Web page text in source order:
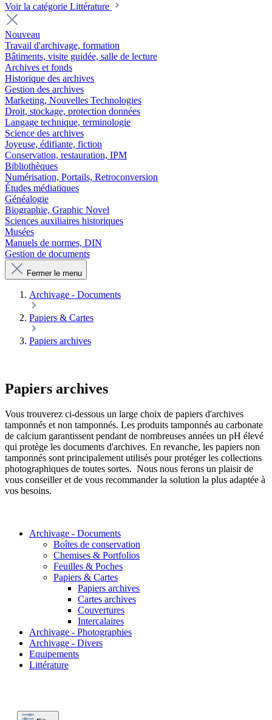
Voir la catégorie Littérature
Nouveau
Travail d'archivage, formation
Bâtiments, visite guidée, salle de lecture
Archives et fonds
Historique des archives
Gestion des archives
Marketing, Nouvelles Technologies
Droit, stockage, protection données
Langage technique, terminologie
Science des archives
Joyeuse, édifiante, fiction
Conservation, restauration, IPM
Bibliothèques
Numérisation, Portails, Retroconversion
Études médiatiques
Généalogie
Biographie, Graphic Novel
Sciences auxiliaires historiques
Musées
Manuels de normes, DIN
Gestion de documents
Fermer le menu
Archivage - Documents
Papiers & Cartes
Papiers archives
Papiers archives
Vous trouverez ci-dessous un large choix de papiers d'archives
tamponnés et non tamponnés. Les produits tamponnés au carbonate
de calcium garantissent pendant de nombreuses années un pH élevé
qui protège les documents d'archives. En revanche, les papiers non
tamponnés sont principalement utilisés pour protéger les collections
photographiques de toutes sortes. Nous nous ferons un plaisir de
vous conseiller et de vous recommander la solution la plus adaptée à
vos besoins.
Archivage - Documents
Boîtes de conservation
Chemises & Portfolios
Feuilles & Poches
Papiers & Cartes
Papiers archives
Cartes archives
Couvertures
Intercalaires
Archivage - Photographies
Archivage - Divers
Equipements
Littérature